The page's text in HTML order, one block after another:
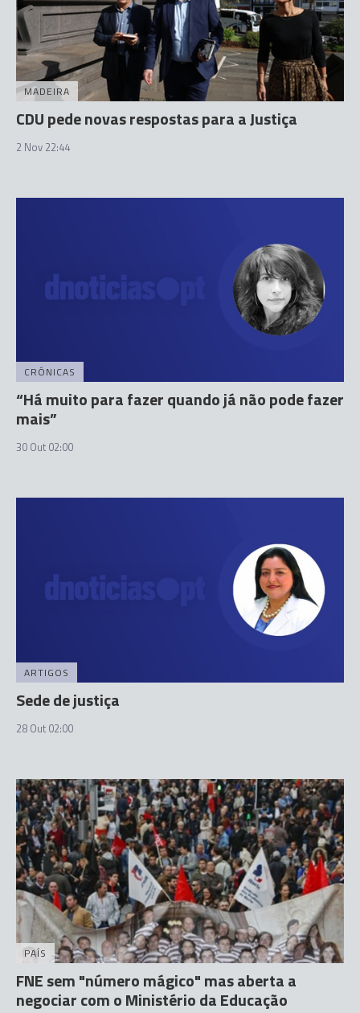
MADEIRA
CDU pede novas respostas para a Justiça
2 Nov 22:44
CRÓNICAS
“Há muito para fazer quando já não pode fazer
mais”
30 Out 02:00
ARTIGOS
Sede de justiça
28 Out 02:00
PAÍS
FNE sem "número mágico" mas aberta a
negociar com o Ministério da Educação